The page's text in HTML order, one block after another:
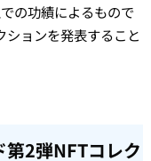
の功績によるもので
ションを発表すること
第2弾NFTコレク